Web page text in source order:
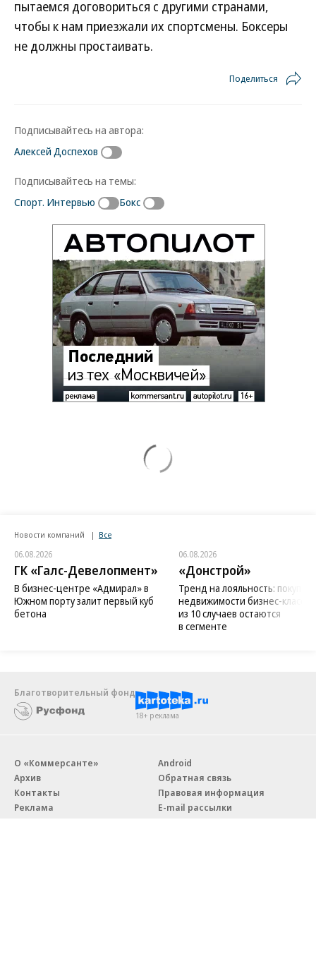
пытаемся договориться с другими странами,
чтобы к нам приезжали их спортсмены. Боксеры
не должны простаивать.
Поделиться
Подписывайтесь на автора:
Алексей Доспехов
Подписывайтесь на темы:
Спорт. Интервью
Бокс
Новости компаний Все
06.08.2026
ГК «Галс-Девелопмент»
В бизнес-центре «Адмирал» в
Южном порту залит первый куб
бетона
06.08.2026
«Донстрой»
Тренд на лояльность:
недвижимости бизнес-класса
из 10 случаев остаются
в сегменте
Благотворительный фонд
18+ реклама
О «Коммерсанте»
Архив
Контакты
Реклама
Android
Обратная связь
Правовая информация
E-mail рассылки